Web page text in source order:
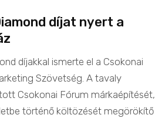
díjat nyert a
díjakkal ismerte el a Csokonai
Szövetség. A tavaly
Csokonai Fórum márkaépítését,
történő költözését megörökítő